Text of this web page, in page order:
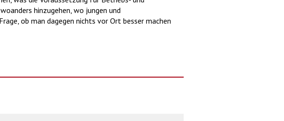
hinzugehen, wo jungen und
ob man dagegen nichts vor Ort besser machen